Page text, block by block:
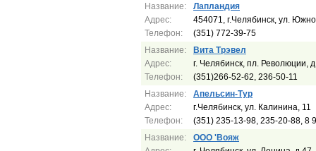
Название:
Адрес:
Телефон:
Лапландия
454071, г.Челябинск, ул.
(351) 772-39-75
Название:
Адрес:
Телефон:
Вита Трэвел
г. Челябинск, пл. Революции,
(351)266-52-62, 236-50-11
Название:
Адрес:
Телефон:
Апельсин-Тур
г.Челябинск, ул. Калинина, 11
(351) 235-13-98, 235-20-88, 8
Название:
ООО 'Вояж